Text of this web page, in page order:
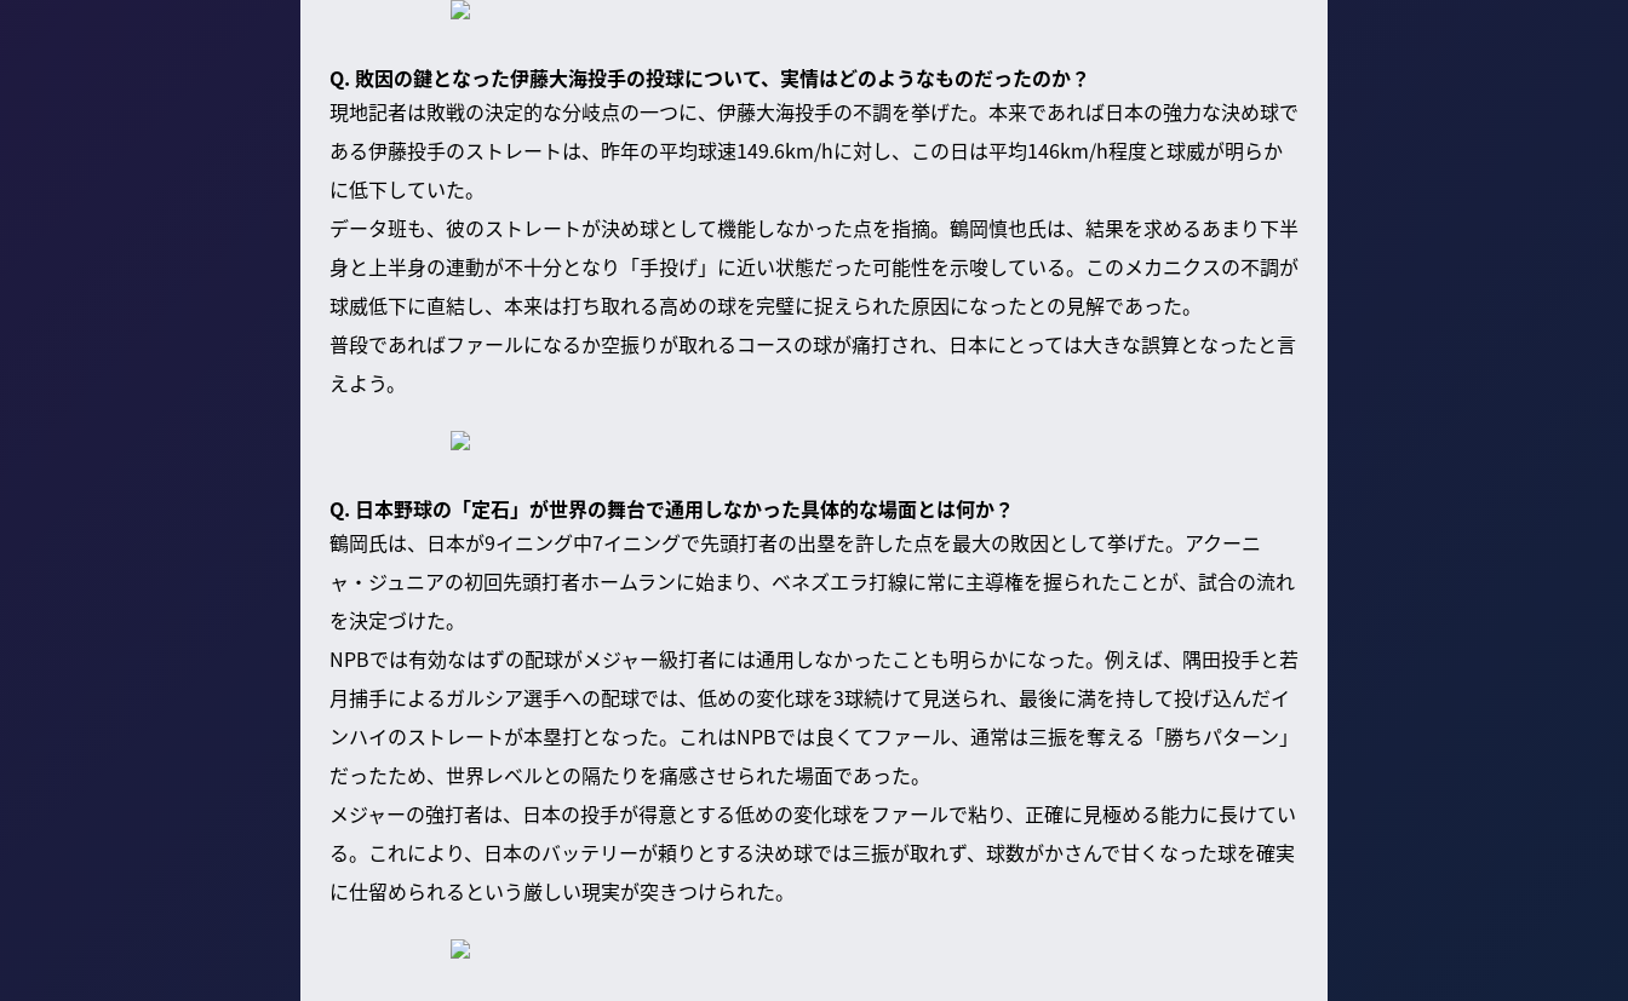
Q. 敗因の鍵となった伊藤大海投手の投球について、実情はどのようなものだったのか？
現地記者は敗戦の決定的な分岐点の一つに、伊藤大海投手の不調を挙げた。本来であれば日本の強力な決め球で
ある伊藤投手のストレートは、昨年の平均球速149.6km/hに対し、この日は平均146km/h程度と球威が明らか
に低下していた。
データ班も、彼のストレートが決め球として機能しなかった点を指摘。鶴岡慎也氏は、結果を求めるあまり下半
身と上半身の連動が不十分となり「手投げ」に近い状態だった可能性を示唆している。このメカニクスの不調が
球威低下に直結し、本来は打ち取れる高めの球を完璧に捉えられた原因になったとの見解であった。
普段であればファールになるか空振りが取れるコースの球が痛打され、日本にとっては大きな誤算となったと言
えよう。
Q. 日本野球の「定石」が世界の舞台で通用しなかった具体的な場面とは何か？
鶴岡氏は、日本が9イニング中7イニングで先頭打者の出塁を許した点を最大の敗因として挙げた。アクーニ
ャ・ジュニアの初回先頭打者ホームランに始まり、ベネズエラ打線に常に主導権を握られたことが、試合の流れ
を決定づけた。
NPBでは有効なはずの配球がメジャー級打者には通用しなかったことも明らかになった。例えば、隅田投手と若
月捕手によるガルシア選手への配球では、低めの変化球を3球続けて見送られ、最後に満を持して投げ込んだイ
ンハイのストレートが本塁打となった。これはNPBでは良くてファール、通常は三振を奪える「勝ちパターン」
だったため、世界レベルとの隔たりを痛感させられた場面であった。
メジャーの強打者は、日本の投手が得意とする低めの変化球をファールで粘り、正確に見極める能力に長けてい
る。これにより、日本のバッテリーが頼りとする決め球では三振が取れず、球数がかさんで甘くなった球を確実
に仕留められるという厳しい現実が突きつけられた。